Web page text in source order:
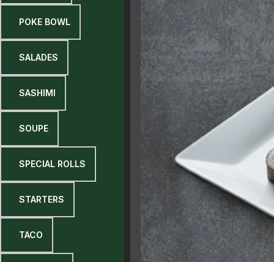
9 POKE BOWL
9 SALADES
9 SASHIMI
9 SOUPE
9 SPECIAL ROLLS
9 STARTERS
9 TACO